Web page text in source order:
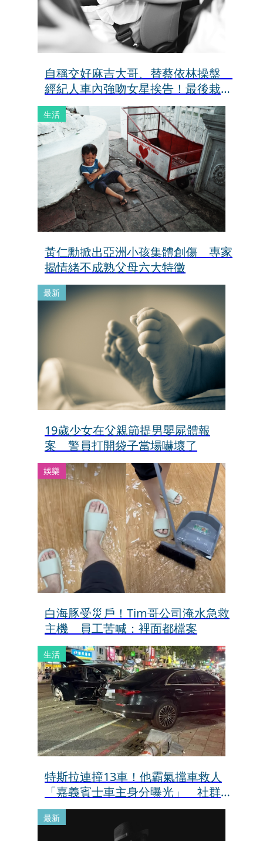
自稱交好麻吉大哥、替蔡依林操盤
經紀人車內強吻女星挨告！最後栽在
錄音檔
生活
黃仁勳掀出亞洲小孩集體創傷 專家
揭情緒不成熟父母六大特徵
最新
19歲少女在父親節提男嬰屍體報
案 警員打開袋子當場嚇壞了
娛樂
白海豚受災戶！Tim哥公司淹水急救
主機 員工苦喊：裡面都檔案
生活
特斯拉連撞13車！他霸氣擋車救人
「嘉義賓士車主身分曝光」 社群擁
1.4萬追蹤
最新